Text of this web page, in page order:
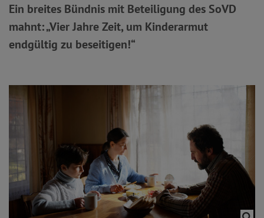
Ein breites Bündnis mit Beteiligung des SoVD
mahnt: „Vier Jahre Zeit, um Kinderarmut
endgültig zu beseitigen!“